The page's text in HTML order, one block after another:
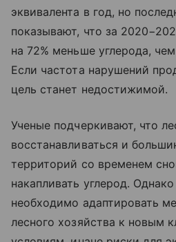
эквивалента в год, но
показывают, что за
на 72% меньше углерода,
Если частота нарушений
цель станет недостижимой.
Ученые подчеркивают, что
восстанавливаться и
территорий со временем
накапливать углерод.
необходимо адаптировать
лесного хозяйства к новым